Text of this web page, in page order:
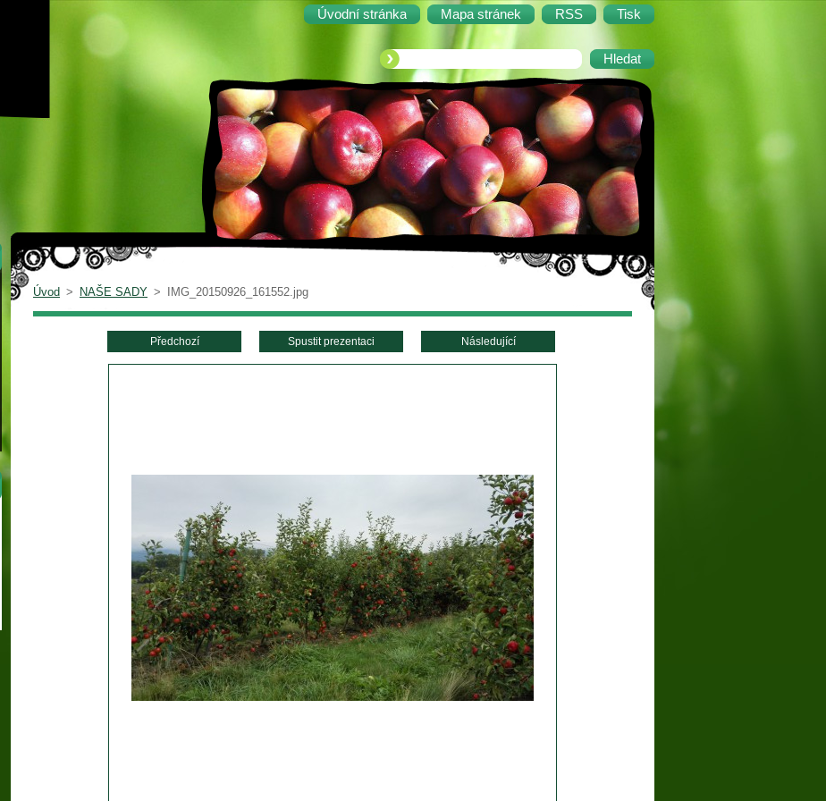
Úvodní stránka Mapa stránek RSS Tisk
Úvod > NAŠE SADY > IMG_20150926_161552.jpg
Předchozí Spustit prezentaci Následující